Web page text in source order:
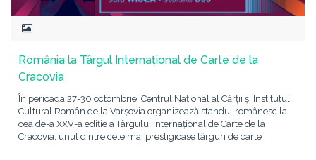
România la Târgul Internațional de Carte de la
Cracovia
În perioada 27-30 octombrie, Centrul Național al Cărții și Institutul
Cultural Român de la Varșovia organizează standul românesc la
cea de-a XXV-a ediție a Târgului Internațional de Carte de la
Cracovia, unul dintre cele mai prestigioase târguri de carte